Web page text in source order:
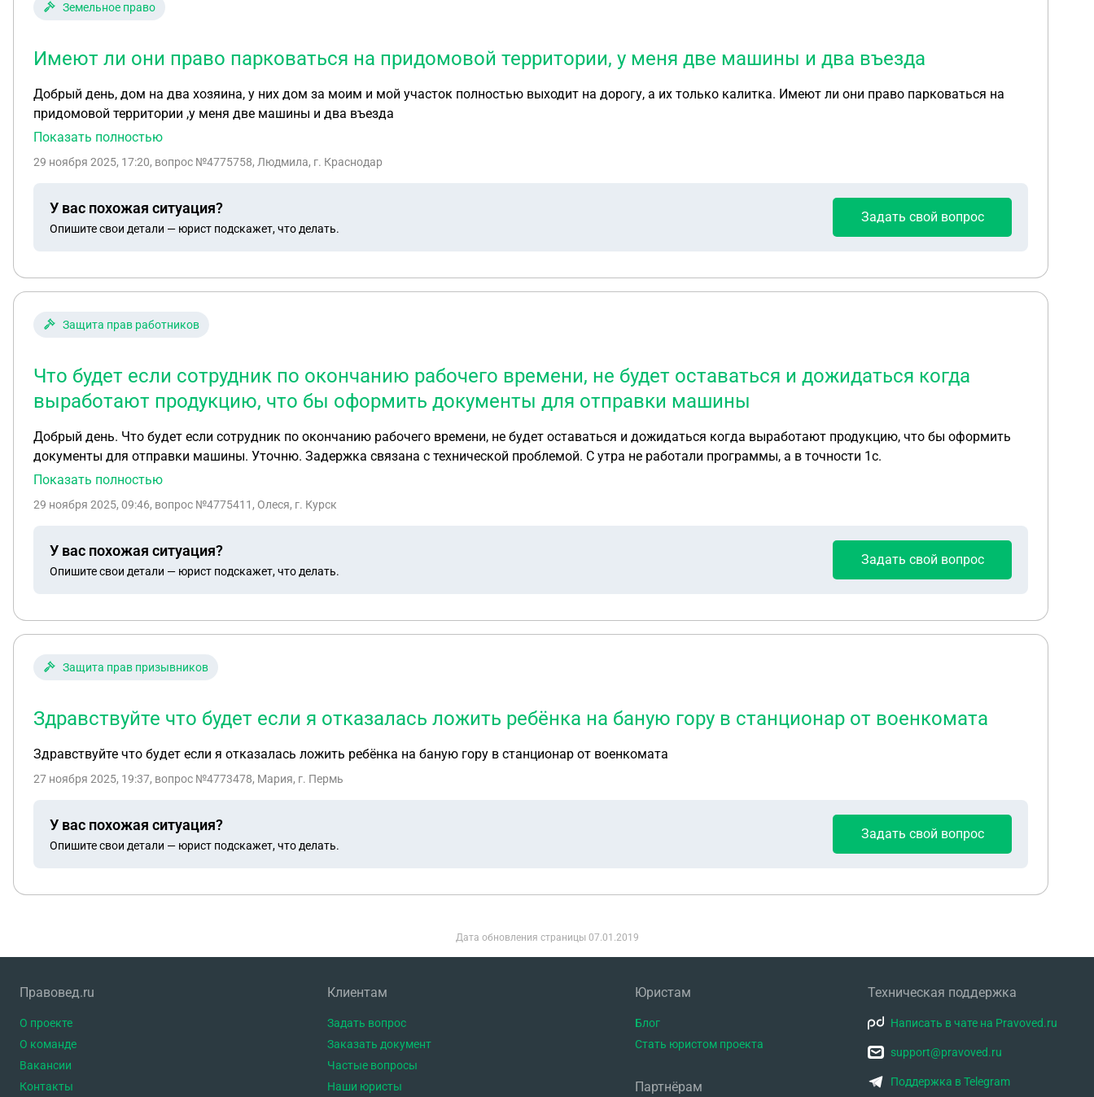
Земельное право
Имеют ли они право парковаться на придомовой территории, у меня две машины и два въезда
Добрый день, дом на два хозяина, у них дом за моим и мой участок полностью выходит на дорогу, а их только калитка. Имеют ли они право парковаться на
придомовой территории ,у меня две машины и два въезда
Показать полностью
29 ноября 2025, 17:20, вопрос №4775758, Людмила, г. Краснодар
У вас похожая ситуация?
Опишите свои детали — юрист подскажет, что делать.
Задать свой вопрос
Защита прав работников
Что будет если сотрудник по окончанию рабочего времени, не будет оставаться и дожидаться когда
выработают продукцию, что бы оформить документы для отправки машины
Добрый день. Что будет если сотрудник по окончанию рабочего времени, не будет оставаться и дожидаться когда выработают продукцию, что бы оформить
документы для отправки машины. Уточню. Задержка связана с технической проблемой. С утра не работали программы, а в точности 1с.
Показать полностью
29 ноября 2025, 09:46, вопрос №4775411, Олеся, г. Курск
У вас похожая ситуация?
Опишите свои детали — юрист подскажет, что делать.
Задать свой вопрос
Защита прав призывников
Здравствуйте что будет если я отказалась ложить ребёнка на баную гору в станционар от военкомата
Здравствуйте что будет если я отказалась ложить ребёнка на баную гору в станционар от военкомата
27 ноября 2025, 19:37, вопрос №4773478, Мария, г. Пермь
У вас похожая ситуация?
Опишите свои детали — юрист подскажет, что делать.
Задать свой вопрос
Дата обновления страницы 07.01.2019
Правовед.ru
О проекте
О команде
Вакансии
Контакты
Клиентам
Задать вопрос
Заказать документ
Частые вопросы
Наши юристы
Юристам
Блог
Стать юристом проекта
Партнёрам
Техническая поддержка
Написать в чате на Pravoved.ru
support@pravoved.ru
Поддержка в Telegram